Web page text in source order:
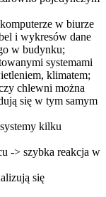
w biurze
i wykresów dane
w budynku;
systemami
klimatem;
chlewni można
się w tym samym
kilku
-> szybka reakcja w
się